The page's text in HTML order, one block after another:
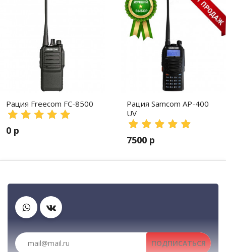
Рация Freecom FC-8500
0 р
Рация Samcom AP-400
UV
7500 р
Рации, радиостанции, рации для охоты и рыбалки,
Гарнитуры
Рации, радиостанции, рации для охоты и рыбалки,
ПОДПИСАТЬСЯ